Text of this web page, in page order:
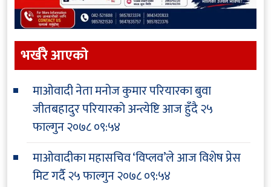
भर्खरै आएकाे
माओवादी नेता मनोज कुमार परियारका बुवा
जीतबहादुर परियारको अन्त्येष्टि आज हुँदै२५
फाल्गुन २०७८ ०९:५४
माओवादीका महासचिव ‘विप्लव’ले आज विशेष प्रेस
मिट गर्दै२५ फाल्गुन २०७८ ०९:५४